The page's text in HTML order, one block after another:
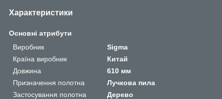
Характеристики
Основні атрибути
Виробник
Sigma
Країна виробник
Китай
Довжина
610 мм
Призначення полотна
Лучкова пила
Застосування полотна
Дерево